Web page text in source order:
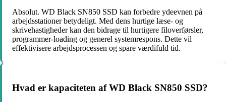
Absolut. WD Black SN850 SSD kan forbedre ydeevnen på
arbejdsstationer betydeligt. Med dens hurtige læse- og
skrivehastigheder kan den bidrage til hurtigere filoverførsler,
programmer-loading og generel systemrespons. Dette vil
effektivisere arbejdsprocessen og spare værdifuld tid.
Hvad er kapaciteten af WD Black SN850 SSD?